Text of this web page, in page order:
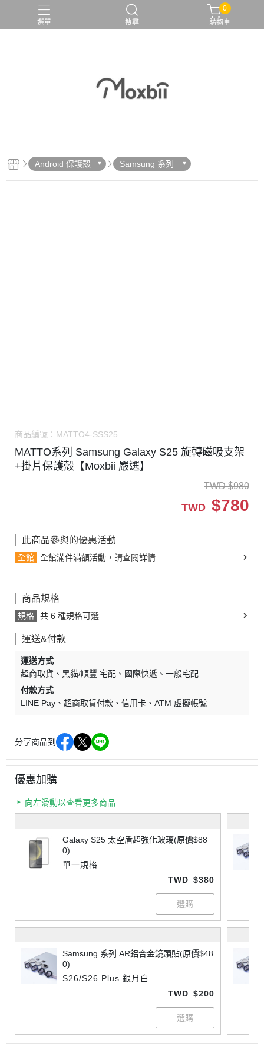
選單 搜尋
0
購物車
Android 保護殼 Samsung 系列
商品編號： MATTO4-SSS25
MATTO系列 Samsung Galaxy S25 旋轉磁吸支架
+掛片保護殼【Moxbii 嚴選】
TWD $980
TWD $780
此商品參與的優惠活動
全館 全館滿件滿額活動，請查閱詳情
商品規格
規格 共 6 種規格可選
運送&付款
運送方式
超商取貨
黑貓/順豐 宅配 國際快遞
一般宅配
付款方式
LINE Pay
超商取貨付款 信用卡 ATM 虛擬帳號
分享商品到
優惠加購
向左滑動以查看更多商品
Galaxy S25 太空盾超強化玻璃(原價$88
0)
單一規格
TWD $380
Samsung 系列 AR鋁合金鏡頭貼(原價$48
0)
S26/S26 Plus 銀月白
TWD $200